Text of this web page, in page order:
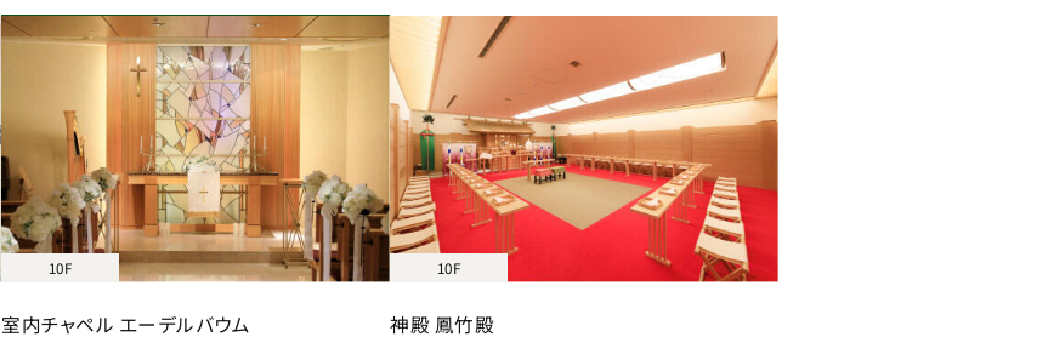
室内チャペル エーデルバウム
10F
神殿 鳳竹殿
10F